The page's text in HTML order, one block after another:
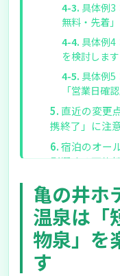
具体例3
無料・先着
具体例4
を検討します
具体例5
「営業日確
直近の変更
携終了」に注
宿泊のオー
影響する可能
「絶景
肢です
迷っている
めてから計画
亀の井ホ
温泉は「
物泉」を
す